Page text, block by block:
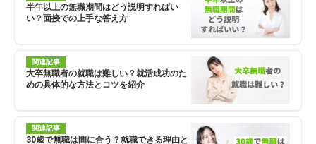
半年以上の無職期間はどう説明すればい
い？面接での上手な答え方
関連記事
大卒無職者の就職は難しい？就活成功のた
めの具体的な方法とコツを紹介
関連記事
30歳で無職は間に合う？就職できる理由と